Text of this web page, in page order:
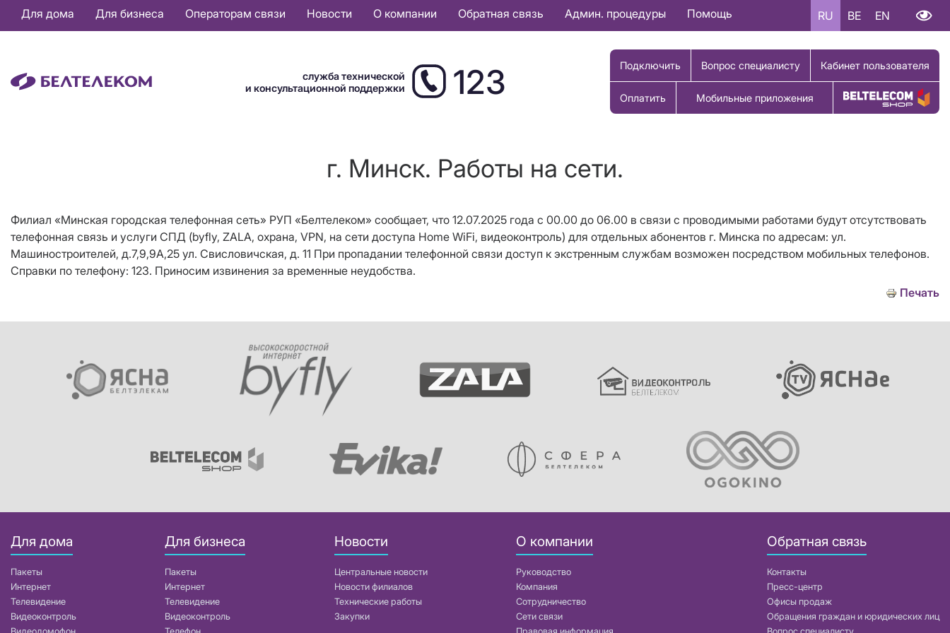
Основная
навигация
Для дома Для бизнеса Операторам связи Новости О компании Обратная связь Админ. процедуры Помощь RU BE EN
служба технической
и консультационной поддержки
123 Подключить Вопрос специалисту Кабинет пользователя
Оплатить Мобильные приложения Купить товар
г. Минск. Работы на сети.
Филиал «Минская городская телефонная сеть» РУП «Белтелеком» сообщает, что 12.07.2025 года с 00.00 до 06.00 в связи с проводимыми работами будут отсутствовать
телефонная связь и услуги СПД (byfly, ZALA, охрана, VPN, на сети доступа Home WiFi, видеоконтроль) для отдельных абонентов г. Минска по адресам: ул.
Машиностроителей, д.7,9,9А,25 ул. Свисловичская, д. 11 При пропадании телефонной связи доступ к экстренным службам возможен посредством мобильных телефонов.
Справки по телефону: 123. Приносим извинения за временные неудобства.
Печать
Для дома
Пакеты
Интернет
Телевидение
Видеоконтроль
Для бизнеса
Пакеты
Интернет
Телевидение
Видеоконтроль
Новости
Центральные новости
Новости филиалов
Технические работы
Закупки
О компании
Руководство
Компания
Сотрудничество
Сети связи
Обратная связь
Контакты
Пресс-центр
Офисы продаж
Обращения граждан и юридических лиц